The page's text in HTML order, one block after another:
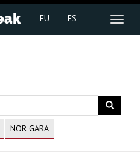
EU ES
NOR GARA